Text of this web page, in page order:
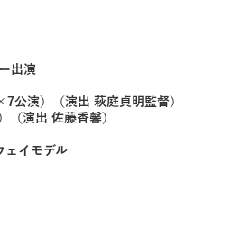
出演
公演）（演出 萩庭貞明監督）
演出 佐藤香馨）
ェイモデル